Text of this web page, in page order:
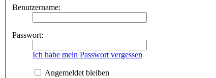
Benutzername:
Passwort:
Ich habe mein Passwort vergessen
Angemeldet bleiben